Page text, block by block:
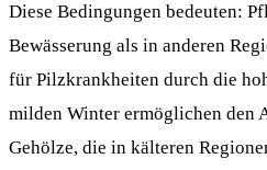
Diese Bedingungen bedeuten:
Bewässerung als in anderen
für Pilzkrankheiten durch die
milden Winter ermöglichen den
Gehölze, die in kälteren